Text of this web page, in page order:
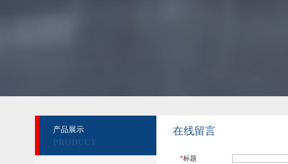
产品展示
PRODUCT
在线留言
*标题